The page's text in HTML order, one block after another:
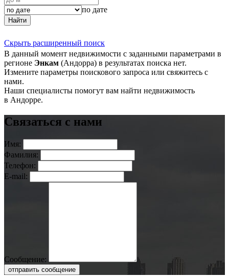
по дате
Найти
Скрыть расширенный поиск
В данный момент недвижимости с заданными параметрами в
регионе Энкам (Андорра) в результатах поиска нет.
Измените параметры поискового запроса или свяжитесь с
нами.
Наши специалисты помогут вам найти недвижимость
в Андорре.
Связаться с нами
Имя:
Фамилия:
Телефон:
E-mail:
Сообщение:
отправить сообщение